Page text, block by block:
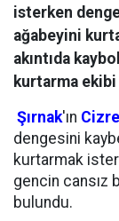
isterken
ağabeyini
akıntıda
kurtarma ekibi
Şırnak'ın Cizre
dengesini
kurtarmak
gencin cansız
bulundu.